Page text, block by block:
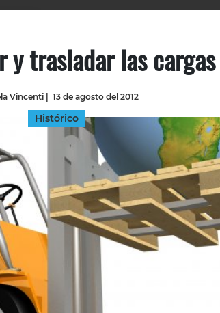
INGRESAR
SUSCRÍBASE
y trasladar las cargas
Vincenti| 13 de agosto del 2012
Histórico